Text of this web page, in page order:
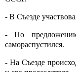
- В Съезде
- По
самораспустился.
- На Съезде